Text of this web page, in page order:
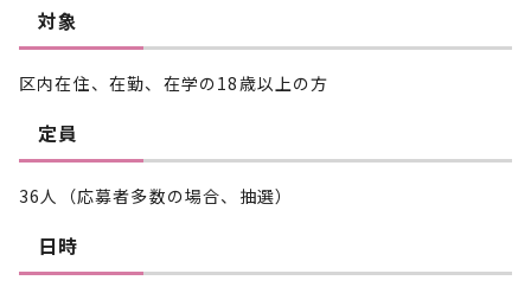
対象
区内在住、在勤、在学の18歳以上の方
定員
36人（応募者多数の場合、抽選）
日時